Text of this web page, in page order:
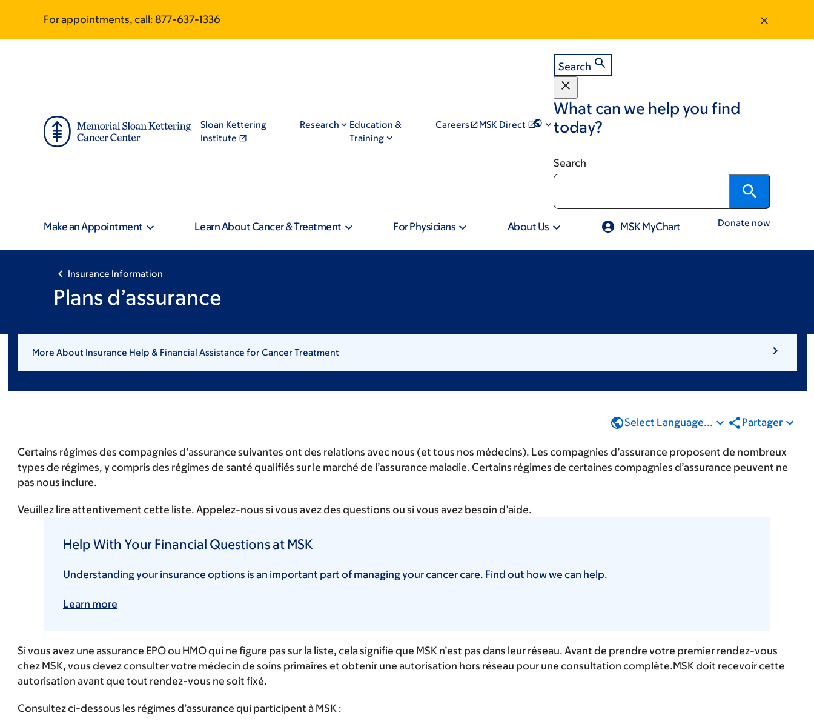
main
footer
For appointments, call: 877-637-1336
Sloan Kettering
Institute
Research
Education &
Training
Careers MSK Direct
Search
What can we help you find
today?
Search
Make an Appointment Learn About Cancer & Treatment For Physicians About Us MSK MyChart Donate now
Insurance Information
Plans d’assurance
More About Insurance Help & Financial Assistance for Cancer Treatment
Select Language... Partager
Certains régimes des compagnies d’assurance suivantes ont des relations avec nous (et tous nos médecins). Les compagnies d’assurance proposent de nombreux
types de régimes, y compris des régimes de santé qualifiés sur le marché de l’assurance maladie. Certains régimes de certaines compagnies d’assurance peuvent ne
pas nous inclure.
Veuillez lire attentivement cette liste. Appelez-nous si vous avez des questions ou si vous avez besoin d’aide.
Help With Your Financial Questions at MSK
Understanding your insurance options is an important part of managing your cancer care. Find out how we can help.
Learn more
Si vous avez une assurance EPO ou HMO qui ne figure pas sur la liste, cela signifie que MSK n’est pas dans leur réseau. Avant de prendre votre premier rendez-vous
chez MSK, vous devez consulter votre médecin de soins primaires et obtenir une autorisation hors réseau pour une consultation complète.MSK doit recevoir cette
autorisation avant que tout rendez-vous ne soit fixé.
Consultez ci-dessous les régimes d’assurance qui participent à MSK :